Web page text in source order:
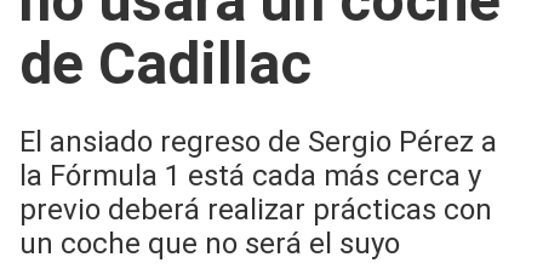
de Cadillac
El ansiado regreso de Sergio Pérez a
la Fórmula 1 está cada más cerca y
previo deberá realizar prácticas con
un coche que no será el suyo